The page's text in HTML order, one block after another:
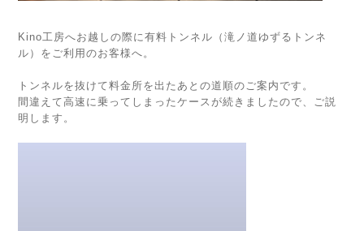
Kino工房へお越しの際に有料トンネル（滝ノ道ゆずるトンネ
ル）をご利用のお客様へ。
トンネルを抜けて料金所を出たあとの道順のご案内です。
間違えて高速に乗ってしまったケースが続きましたので、ご説
明します。